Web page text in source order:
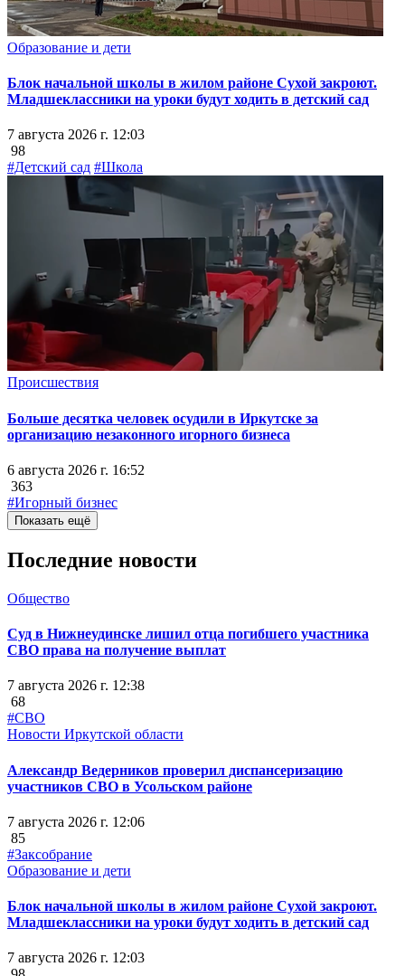
Образование и дети
Блок начальной школы в жилом районе Сухой закроют.
Младшеклассники на уроки будут ходить в детский сад
7 августа 2026 г. 12:03
98
#Детский сад #Школа
Происшествия
Больше десятка человек осудили в Иркутске за
организацию незаконного игорного бизнеса
6 августа 2026 г. 16:52
363
#Игорный бизнес
Показать ещё
Последние новости
Общество
Суд в Нижнеудинске лишил отца погибшего участника
СВО права на получение выплат
7 августа 2026 г. 12:38
68
#СВО
Новости Иркутской области
Александр Ведерников проверил диспансеризацию
участников СВО в Усольском районе
7 августа 2026 г. 12:06
85
#Заксобрание
Образование и дети
Блок начальной школы в жилом районе Сухой закроют.
Младшеклассники на уроки будут ходить в детский сад
7 августа 2026 г. 12:03